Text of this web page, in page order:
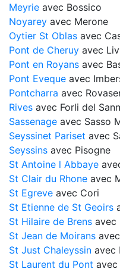
Meyrie avec Bossico
Noyarey avec Merone
Oytier St Oblas avec
Pont de Cheruy avec
Pont en Royans avec
Pont Eveque avec
Pontcharra avec
Rives avec Forli del
Sassenage avec Sasso
Seyssinet Pariset avec
Seyssins avec Pisogne
St Antoine l Abbaye
St Clair du Rhone avec
St Egreve avec Cori
St Etienne de St Geoirs
St Hilaire de Brens avec
St Jean de Moirans
St Just Chaleyssin avec
St Laurent du Pont avec